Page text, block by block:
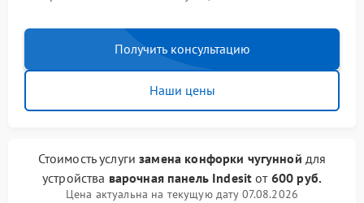
Получить консультацию
Наши цены
Стоимость услугизамена конфорки чугунной для
устройства варочная панель Indesit от 600 руб.
Цена актуальна на текущую дату 07.08.2026